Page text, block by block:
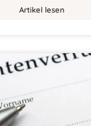
Artikel lesen